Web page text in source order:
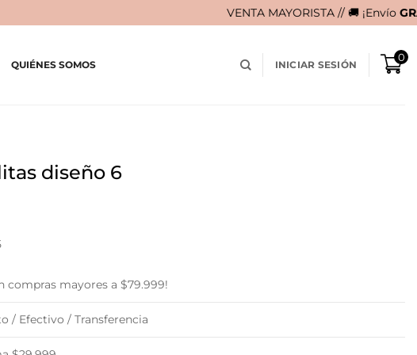
VENTA MAYORISTA // 🚚 ¡EnvíoGRATISen compras
QUIÉNES SOMOS INICIAR SESIÓN
0
diseño 6
compras mayores a $79.999!
/ Efectivo / Transferencia